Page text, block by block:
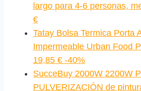
largo para 4-6 personas,
€
Tatay Bolsa Termica Porta
Impermeable Urban Food
19,85 € -40%
SucceBuy 2000W 2200W
PULVERIZACIÓN de